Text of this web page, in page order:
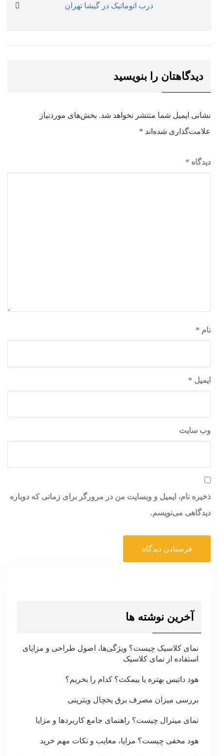
Next
درب اتوماتیک در گیشا تهران
دیدگاهتان را بنویسید
نشانی ایمیل شما منتشر نخواهد شد. بخش‌های موردنیاز
علامت‌گذاری شده‌اند *
دیدگاه *
نام *
ایمیل *
وب‌ سایت
ذخیره نام، ایمیل و وبسایت من در مرورگر برای زمانی که دوباره
دیدگاهی می‌نویسم.
آخرین نوشته ها
نمای کلاسیک چیست؟ ویژگی‌ها، اصول طراحی و مزایای
استفاده از نمای کلاسیک
هود داتیس بهتره یا بیمکث؟ کدام را بخریم؟
بررسی میزان مصرف برق یخچال ویترینی
نمای مینرال چیست؟ راهنمای جامع کاربردها و مزایا
هود مخفی چیست؟ مزایا، معایب و نکات مهم خرید